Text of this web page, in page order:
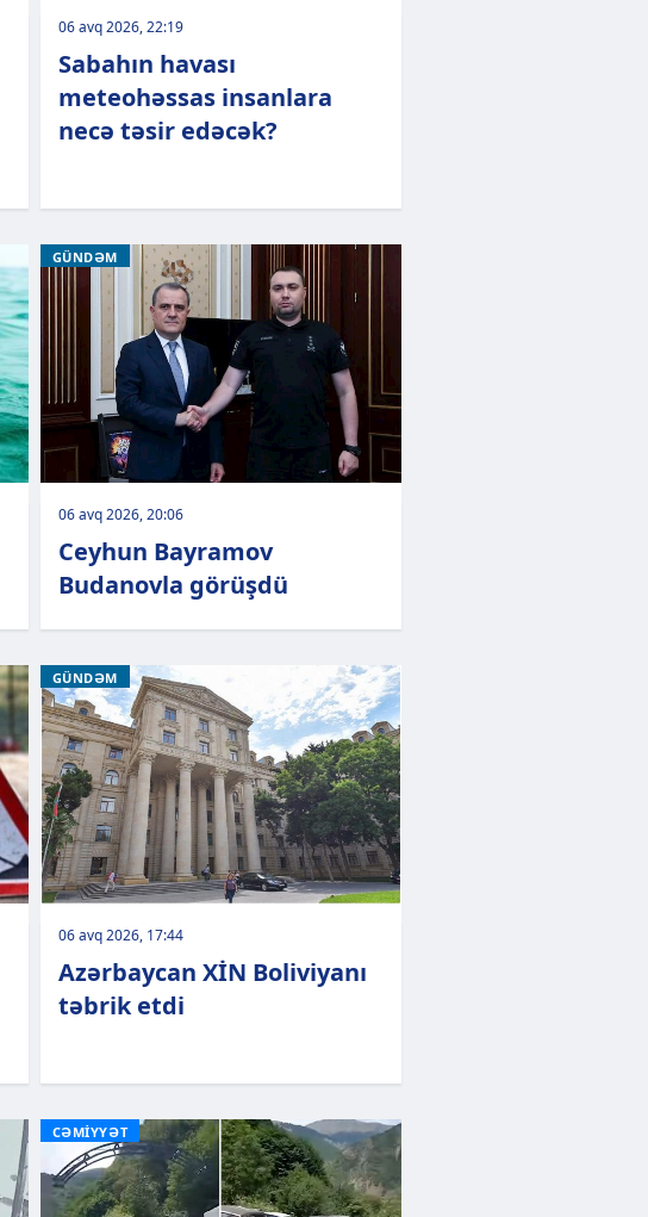
06 avq 2026, 22:19
Sabahın havası
meteohəssas insanlara
necə təsir edəcək?
GÜNDƏM
06 avq 2026, 20:06
Ceyhun Bayramov
Budanovla görüşdü
GÜNDƏM
06 avq 2026, 17:44
Azərbaycan XİN Boliviyanı
təbrik etdi
CƏMİYYƏT